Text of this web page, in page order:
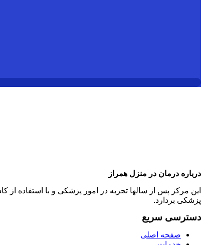
درباره درمان در منزل همراز
این مرکز پس از سالها تجربه در امور پزشکی و با
پزشکی بردارد.
دسترسی سریع
صفحه اصلی